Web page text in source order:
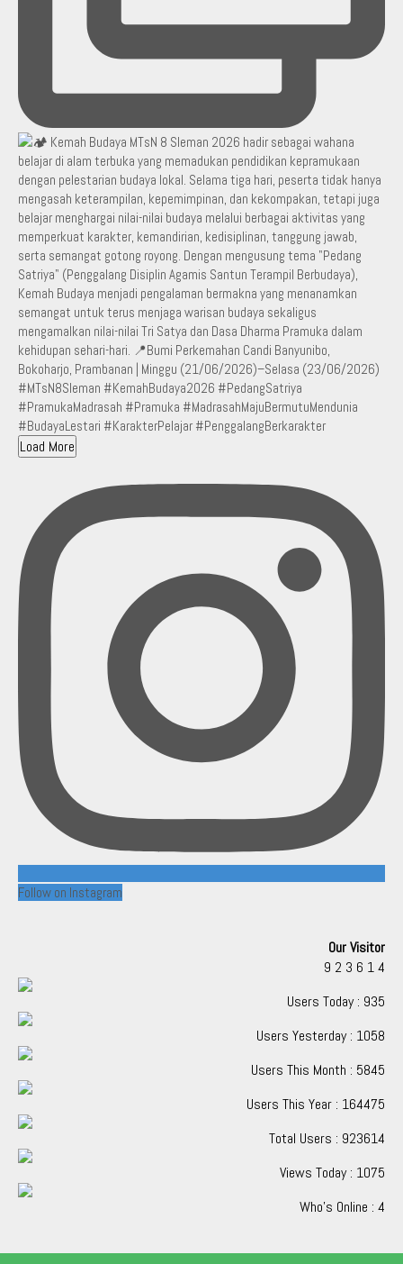
Load More
Follow on Instagram
Our Visitor
9 2 3 6 14
Users Today : 935
Users Yesterday : 1058
Users This Month : 5845
Users This Year : 164475
Total Users : 923614
Views Today : 1075
Who's Online : 4